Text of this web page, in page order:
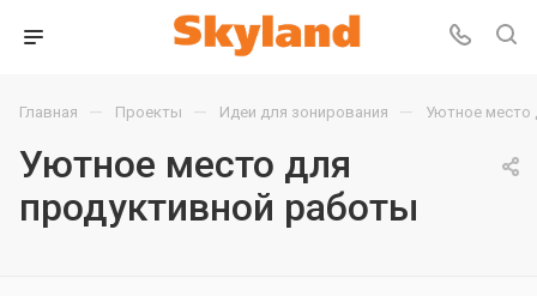
Главная — Проекты — Идеи для зонирования — Уютное место
Уютное место для
продуктивной работы